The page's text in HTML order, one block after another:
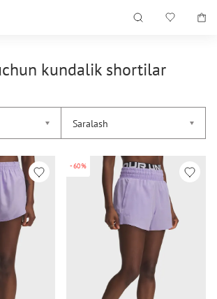
kundalik shortilar
Saralash
-60%